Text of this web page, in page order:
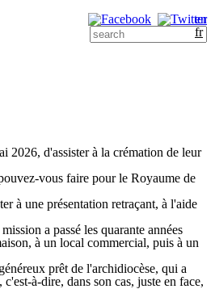
Formulaire de
recherche
Search this site
en
fr
2026, d'assister à la crémation de leur
vous faire pour le Royaume de
à une présentation retraçant, à l'aide
a passé les quarante années
à un local commercial, puis à un
prêt de l'archidiocèse, qui a
à-dire, dans son cas, juste en face,